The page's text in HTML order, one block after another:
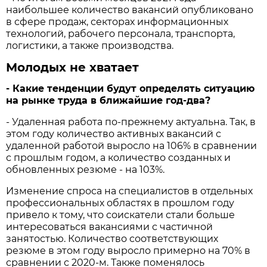
наибольшее количество вакансий опубликовано
в сфере продаж, секторах информационных
технологий, рабочего персонала, транспорта,
логистики, а также производства.
Молодых не хватает
- Какие тенденции будут определять ситуацию
на рынке труда в ближайшие год-два?
- Удаленная работа по-прежнему актуальна. Так, в
этом году количество активных вакансий с
удаленной работой выросло на 106% в сравнении
с прошлым годом, а количество созданных и
обновленных резюме - на 103%.
Изменение спроса на специалистов в отдельных
профессиональных областях в прошлом году
привело к тому, что соискатели стали больше
интересоваться вакансиями с частичной
занятостью. Количество соответствующих
резюме в этом году выросло примерно на 70% в
сравнении с 2020-м. Также поменялось